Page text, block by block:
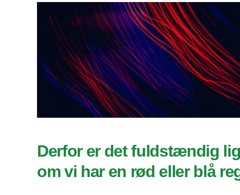
Derfor er det fuldstændig
om vi har en rød eller blå